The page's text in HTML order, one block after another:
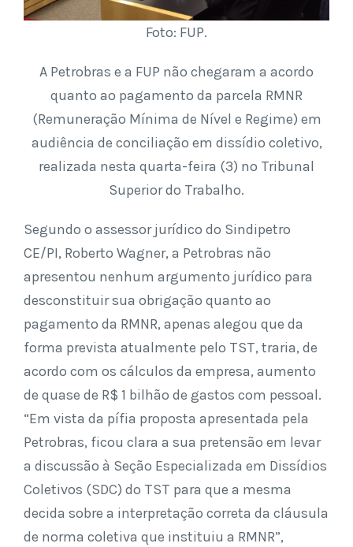
Foto: FUP.
A Petrobras e a FUP não chegaram a acordo
quanto ao pagamento da parcela RMNR
(Remuneração Mínima de Nível e Regime) em
audiência de conciliação em dissídio coletivo,
realizada nesta quarta-feira (3) no Tribunal
Superior do Trabalho.
Segundo o assessor jurídico do Sindipetro
CE/PI, Roberto Wagner, a Petrobras não
apresentou nenhum argumento jurídico para
desconstituir sua obrigação quanto ao
pagamento da RMNR, apenas alegou que da
forma prevista atualmente pelo TST, traria, de
acordo com os cálculos da empresa, aumento
de quase de R$ 1 bilhão de gastos com pessoal.
“Em vista da pífia proposta apresentada pela
Petrobras, ficou clara a sua pretensão em levar
a discussão à Seção Especializada em Dissídios
Coletivos (SDC) do TST para que a mesma
decida sobre a interpretação correta da cláusula
de norma coletiva que instituiu a RMNR”,